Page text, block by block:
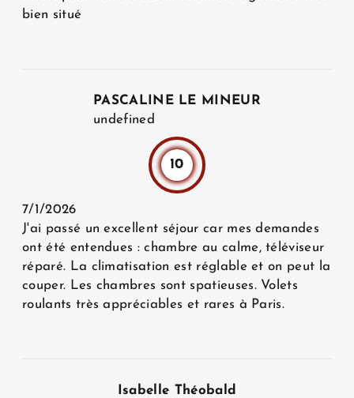
bien situé
PASCALINE LE MINEUR
undefined
10
7/1/2026
J'ai passé un excellent séjour car mes demandes
ont été entendues : chambre au calme, téléviseur
réparé. La climatisation est réglable et on peut la
couper. Les chambres sont spatieuses. Volets
roulants très appréciables et rares à Paris.
Isabelle Théobald